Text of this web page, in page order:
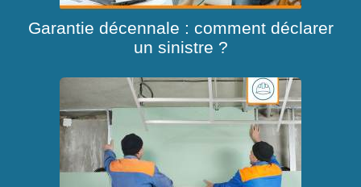
Garantie décennale : comment déclarer
un sinistre ?